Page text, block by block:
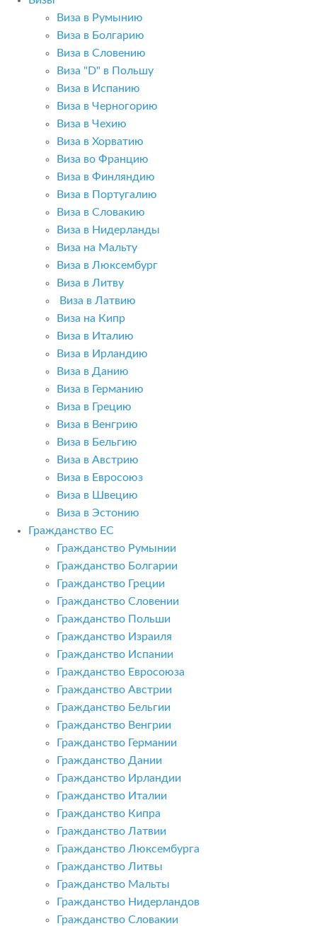
Виза в Румынию
Виза в Болгарию
Виза в Словению
Виза "D" в Польшу
Виза в Испанию
Виза в Черногорию
Виза в Чехию
Виза в Хорватию
Виза во Францию
Виза в Финляндию
Виза в Португалию
Виза в Словакию
Виза в Нидерланды
Виза на Мальту
Виза в Люксембург
Виза в Литву
Виза в Латвию
Виза на Кипр
Виза в Италию
Виза в Ирландию
Виза в Данию
Виза в Германию
Виза в Грецию
Виза в Венгрию
Виза в Бельгию
Виза в Австрию
Виза в Евросоюз
Виза в Швецию
Виза в Эстонию
Гражданство ЕС
Гражданство Румынии
Гражданство Болгарии
Гражданство Греции
Гражданство Словении
Гражданство Польши
Гражданство Израиля
Гражданство Испании
Гражданство Евросоюза
Гражданство Австрии
Гражданство Бельгии
Гражданство Венгрии
Гражданство Германии
Гражданство Дании
Гражданство Ирландии
Гражданство Италии
Гражданство Кипра
Гражданство Латвии
Гражданство Люксембурга
Гражданство Литвы
Гражданство Мальты
Гражданство Нидерландов
Гражданство Словакии